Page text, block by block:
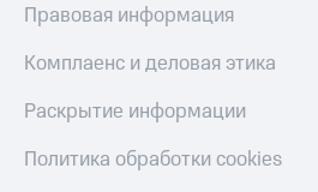
Правовая информация
Комплаенс и деловая этика
Раскрытие информации
Политика обработки cookies